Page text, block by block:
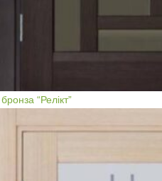
“Релікт”